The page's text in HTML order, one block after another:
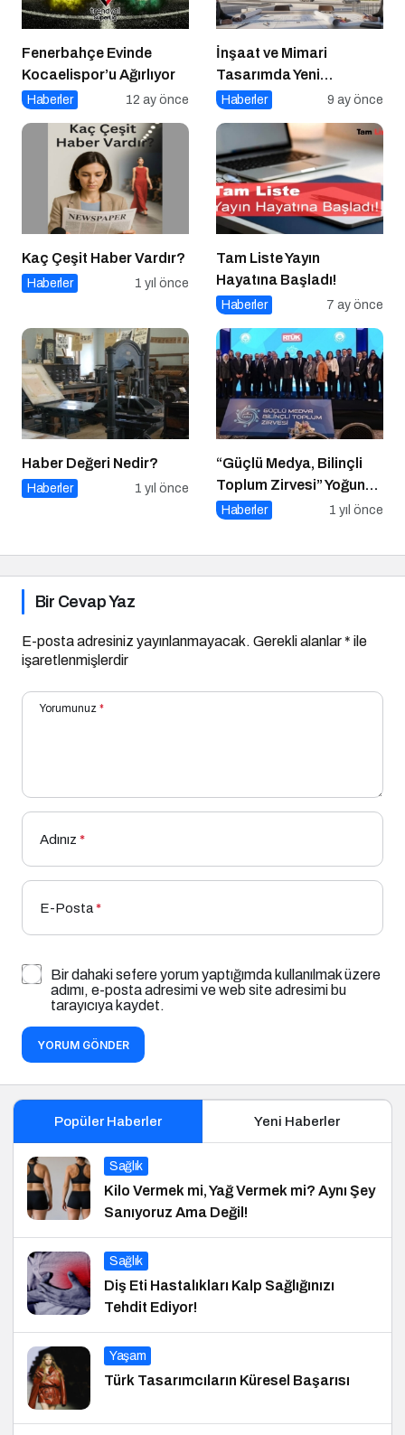
Fenerbahçe Evinde
Kocaelispor’u Ağırlıyor
Haberler 12 ay önce
İnşaat ve Mimari
Tasarımda Yeni
Standartlar Belirliyor
Haberler 9 ay önce
Kaç Çeşit Haber Vardır?
Haberler 1 yıl önce
Tam Liste Yayın
Hayatına Başladı!
Haberler 7 ay önce
Haber Değeri Nedir?
Haberler 1 yıl önce
“Güçlü Medya, Bilinçli
Toplum Zirvesi” Yoğun
Katılımla Gerçekleşti
Haberler 1 yıl önce
Bir Cevap Yaz
E-posta adresiniz yayınlanmayacak. Gerekli alanlar* ile
işaretlenmişlerdir
Yorumunuz *
Adınız *
E-Posta*
Bir dahaki sefere yorum yaptığımda kullanılmak üzere
adımı, e-posta adresimi ve web site adresimi bu
tarayıcıya kaydet.
YORUM GÖNDER
Popüler Haberler Yeni Haberler
Sağlık
Kilo Vermek mi, Yağ Vermek mi? Aynı Şey
Sanıyoruz Ama Değil!
Sağlık
Diş Eti Hastalıkları Kalp Sağlığınızı
Tehdit Ediyor!
Yaşam
Türk Tasarımcıların Küresel Başarısı